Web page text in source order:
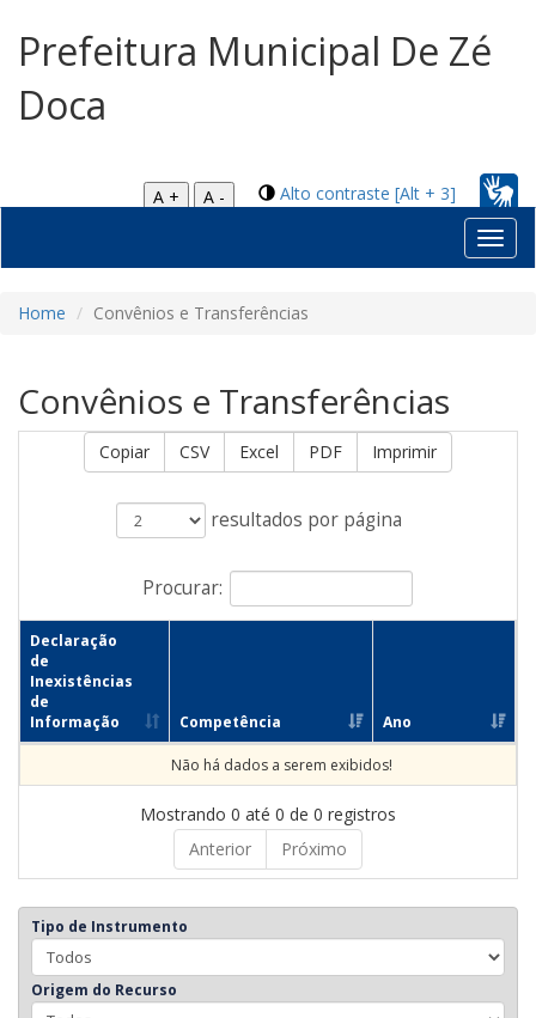
Prefeitura Municipal De Zé
Doca
Alto contraste [Alt + 3]
A +
A -
Home Convênios e Transferências
Convênios e Transferências
Copiar CSV Excel PDF Imprimir
resultados por página
Procurar:
Declaração
de
Inexistências
de
Informação
Competência Ano
Não há dados a serem exibidos!
Mostrando 0 até 0 de 0 registros
Anterior
Próximo
Tipo de Instrumento
Origem do Recurso